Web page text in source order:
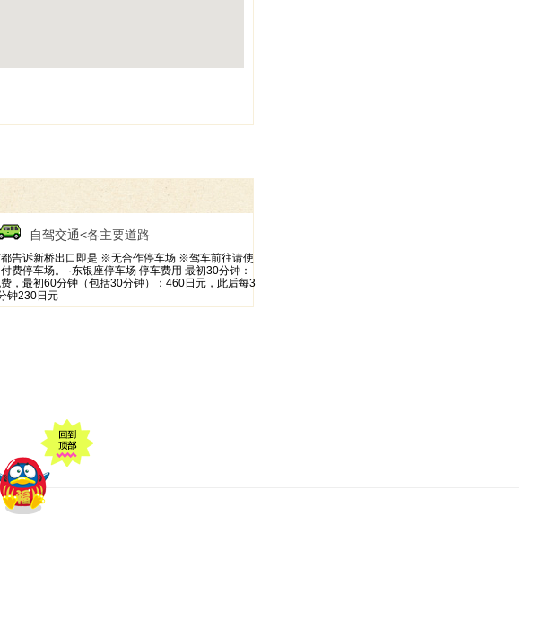
自驾交通<各主要道路
告诉新桥出口即是 ※无合作停车场 ※驾车前往请使
费停车场。 ·东银座停车场 停车费用 最初30分钟：
，最初60分钟（包括30分钟）：460日元，此后每3
钟230日元